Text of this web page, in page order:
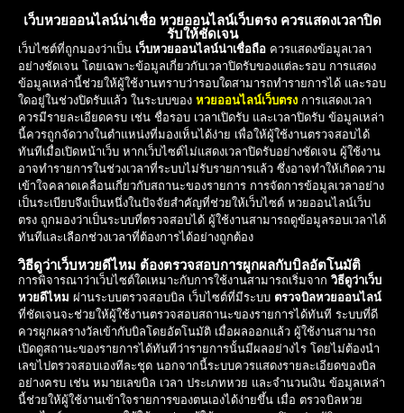
เว็บหวยออนไลน์น่าเชื่อ หวยออนไลน์เว็บตรง ควรแสดงเวลาปิด
รับให้ชัดเจน
เว็บไซต์ที่ถูกมองว่าเป็น เว็บหวยออนไลน์น่าเชื่อถือ ควรแสดงข้อมูลเวลา
อย่างชัดเจน โดยเฉพาะข้อมูลเกี่ยวกับเวลาปิดรับของแต่ละรอบ การแสดง
ข้อมูลเหล่านี้ช่วยให้ผู้ใช้งานทราบว่ารอบใดสามารถทำรายการได้ และรอบ
ใดอยู่ในช่วงปิดรับแล้ว ในระบบของ หวยออนไลน์เว็บตรง การแสดงเวลา
ควรมีรายละเอียดครบ เช่น ชื่อรอบ เวลาเปิดรับ และเวลาปิดรับ ข้อมูลเหล่า
นี้ควรถูกจัดวางในตำแหน่งที่มองเห็นได้ง่าย เพื่อให้ผู้ใช้งานตรวจสอบได้
ทันทีเมื่อเปิดหน้าเว็บ หากเว็บไซต์ไม่แสดงเวลาปิดรับอย่างชัดเจน ผู้ใช้งาน
อาจทำรายการในช่วงเวลาที่ระบบไม่รับรายการแล้ว ซึ่งอาจทำให้เกิดความ
เข้าใจคลาดเคลื่อนเกี่ยวกับสถานะของรายการ การจัดการข้อมูลเวลาอย่าง
เป็นระเบียบจึงเป็นหนึ่งในปัจจัยสำคัญที่ช่วยให้เว็บไซต์ หวยออนไลน์เว็บ
ตรง ถูกมองว่าเป็นระบบที่ตรวจสอบได้ ผู้ใช้งานสามารถดูข้อมูลรอบเวลาได้
ทันทีและเลือกช่วงเวลาที่ต้องการได้อย่างถูกต้อง
วิธีดูว่าเว็บหวยดีไหม ต้องตรวจสอบการผูกผลกับบิลอัตโนมัติ
การพิจารณาว่าเว็บไซต์ใดเหมาะกับการใช้งานสามารถเริ่มจาก วิธีดูว่าเว็บ
หวยดีไหม ผ่านระบบตรวจสอบบิล เว็บไซต์ที่มีระบบ ตรวจบิลหวยออนไลน์
ที่ชัดเจนจะช่วยให้ผู้ใช้งานตรวจสอบสถานะของรายการได้ทันที ระบบที่ดี
ควรผูกผลรางวัลเข้ากับบิลโดยอัตโนมัติ เมื่อผลออกแล้ว ผู้ใช้งานสามารถ
เปิดดูสถานะของรายการได้ทันทีว่ารายการนั้นมีผลอย่างไร โดยไม่ต้องนำ
เลขไปตรวจสอบเองทีละชุด นอกจากนี้ระบบควรแสดงรายละเอียดของบิล
อย่างครบ เช่น หมายเลขบิล เวลา ประเภทหวย และจำนวนเงิน ข้อมูลเหล่า
นี้ช่วยให้ผู้ใช้งานเข้าใจรายการของตนเองได้ง่ายขึ้น เมื่อ ตรวจบิลหวย